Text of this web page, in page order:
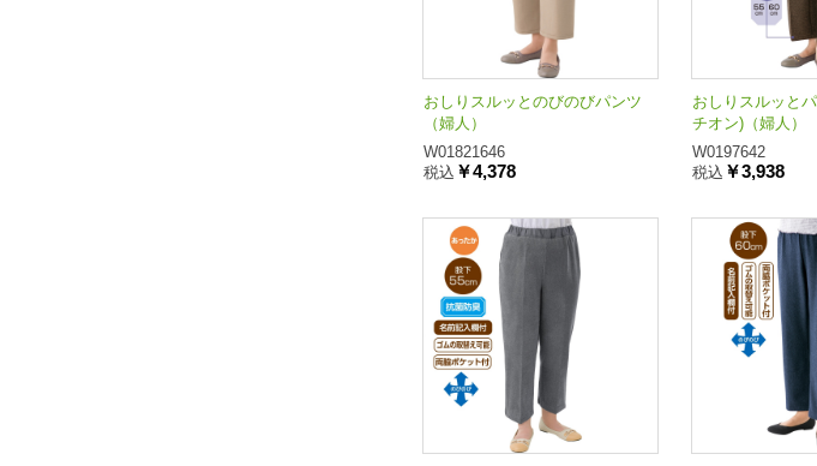
おしりスルッとのびのびパンツ
（婦人）
W01821646
税込 ￥4,378
おしりスルッと
チオン)（婦人）
W0197642
税込 ￥3,938